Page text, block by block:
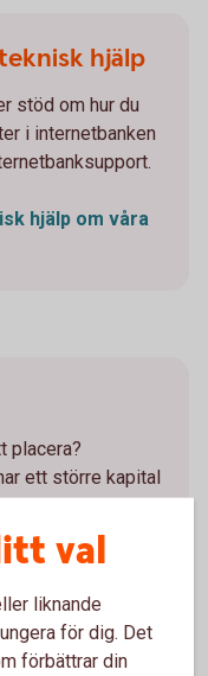
hjälp
stöd om hur du
i internetbanken
hjälp om våra
placera?
ett större kapital
delaktig du vill
val
liknande
för dig. Det
förbättrar din